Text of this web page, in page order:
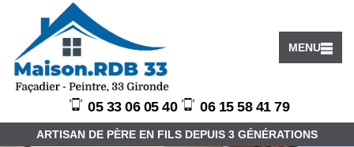
MENU
05 33 06 05 40 06 15 58 41 79
ARTISAN DE PÈRE EN FILS DEPUIS 3 GÉNÉRATIONS